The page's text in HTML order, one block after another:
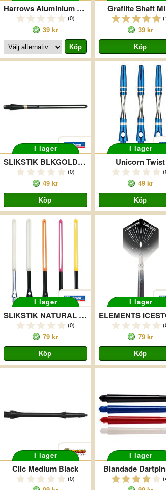
Harrows Aluminium Tiger Red
(0)
39 kr
Graflite Shaft
39 kr
I lager
SLIKSTIK BLKGOLD MEDIUM
(0)
49 kr
I lager
Unicorn Twist
49 kr
I lager
SLIKSTIK NATURAL MEDIUM
(0)
79 kr
I lager
79 kr
I lager
Clic Medium Black
(0)
I lager
Blandade